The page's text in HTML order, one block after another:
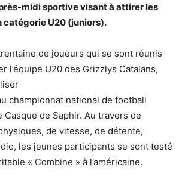
midi sportive visant à attirer les
catégorie U20 (juniors).
trentaine de joueurs qui se sont réunis
l’équipe U20 des Grizzlys Catalans,
championnat national de football
Casque de Saphir. Au travers de
de vitesse, de détente,
les jeunes participants se sont testé
« Combine » à l’américaine.